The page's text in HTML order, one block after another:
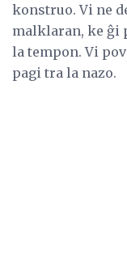
konstruo. Vi ne
malklaran, ke ĝi
la tempon. Vi
pagi tra la nazo.